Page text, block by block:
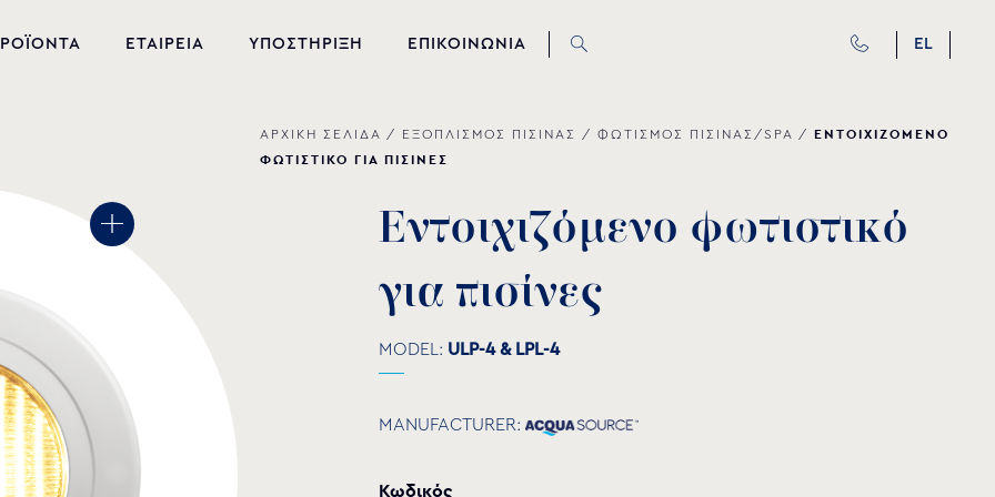
EL
PVC-U ΕΞΑΡΤΗΜΑΤΑ
ΑΝΤΛΙΕΣ ΥΔΑΤΩΝ
ΧΗΜΙΚΑ ΠΙΣΙΝΑΣ
ΕΤΑΙΡΕΙΑ ΥΠΟΣΤΗΡΙΞΗ ΕΠΙΚΟΙΝΩΝΙΑ
ΑΡΧΙΚΗ ΣΕΛΙΔΑ / ΕΞΟΠΛΙΣΜΟΣ ΠΙΣΙΝΑΣ / ΦΩΤΙΣΜΟΣ ΠΙΣΙΝΑΣ/SPA / ΕΝΤΟΙΧΙΖΟΜΕΝΟ
ΦΩΤΙΣΤΙΚΟ ΓΙΑ ΠΙΣΙΝΕΣ
Εντοιχιζόμενο φωτιστικό
για πισίνες
MODEL: ULP-4 & LPL-4
MANUFACTURER:
Κωδικός